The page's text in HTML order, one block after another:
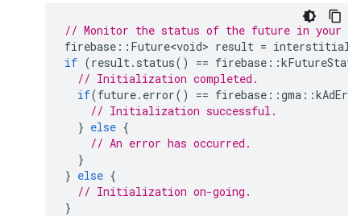
// Monitor the status of the future in your
firebase :: Future<void> result =
if (result. status() == firebase ::
// Initialization completed.
if(future. error() == firebase ::gma ::
// Initialization successful.
} else {
// An error has occurred.
}
} else {
// Initialization on-going.
}